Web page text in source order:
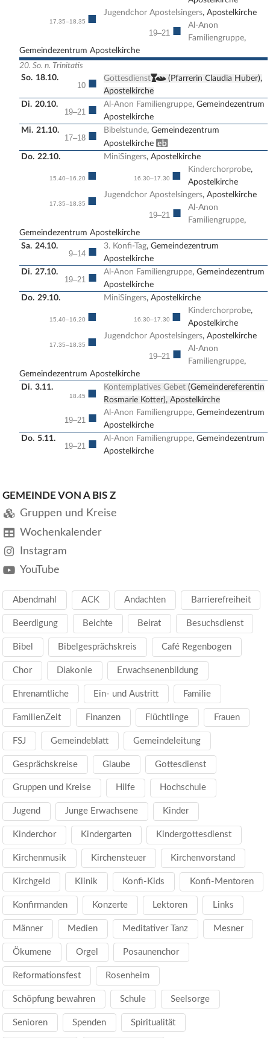
17.35–18.35 ■ Jugendchor Apostelsingers, Apostelkirche
19–21 ■
Al-Anon
Familiengruppe,
Gemeindezentrum Apostelkirche
20. So. n. Trinitatis
So. 18.10.
10 ■ Gottesdienst, (Pfarrerin Claudia Huber),
Apostelkirche
Di. 20.10.
19–21 ■ Al-Anon Familiengruppe, Gemeindezentrum
Apostelkirche
Mi. 21.10.
17–18 ■ Bibelstunde, Gemeindezentrum
Apostelkirche Erwachsenenbildung
Do. 22.10.
15.40–16.20 ■
MiniSingers, Apostelkirche
16.30–17.30 ■ Kinderchorprobe,
Apostelkirche
17.35–18.35 ■ Jugendchor Apostelsingers, Apostelkirche
19–21 ■
Al-Anon
Familiengruppe,
Gemeindezentrum Apostelkirche
Sa. 24.10.
9–14 ■ 3. Konfi-Tag, Gemeindezentrum
Apostelkirche
Di. 27.10.
19–21 ■ Al-Anon Familiengruppe, Gemeindezentrum
Apostelkirche
Do. 29.10.
15.40–16.20 ■
MiniSingers, Apostelkirche
16.30–17.30 ■ Kinderchorprobe,
Apostelkirche
17.35–18.35 ■ Jugendchor Apostelsingers, Apostelkirche
19–21 ■
Al-Anon
Familiengruppe,
Gemeindezentrum Apostelkirche
Di. 3.11.
18.45 ■ Kontemplatives Gebet (Gemeindereferentin
Rosmarie Kotter), Apostelkirche
19–21 ■ Al-Anon Familiengruppe, Gemeindezentrum
Apostelkirche
Do. 5.11.
19–21 ■ Al-Anon Familiengruppe, Gemeindezentrum
Apostelkirche
GEMEINDE VON A BIS Z
Gruppen und Kreise
Wochenkalender
Instagram
YouTube
Abendmahl ACK Andachten Barrierefreiheit
Beerdigung Beichte Beirat Besuchsdienst
Bibel Bibelgesprächskreis Café Regenbogen
Chor Diakonie Erwachsenenbildung
Ehrenamtliche Ein- und Austritt Familie
FamilienZeit Finanzen Flüchtlinge Frauen
FSJ Gemeindeblatt Gemeindeleitung
Gesprächskreise Glaube Gottesdienst
Gruppen und Kreise Hilfe Hochschule
Jugend Junge Erwachsene Kinder
Kinderchor Kindergarten Kindergottesdienst
Kirchenmusik Kirchensteuer Kirchenvorstand
Kirchgeld Klinik Konfi-Kids Konfi-Mentoren
Konfirmanden Konzerte Lektoren Links
Männer Medien Meditativer Tanz Mesner
Ökumene Orgel Posaunenchor
Reformationsfest Rosenheim
Schöpfung bewahren Schule Seelsorge
Senioren Spenden Spiritualität